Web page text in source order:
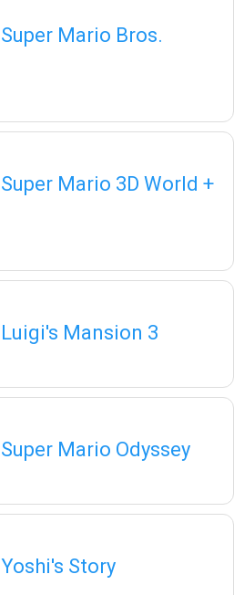
Super Mario Bros.
Super Mario 3D World +
Luigi's Mansion 3
Super Mario Odyssey
Yoshi's Story